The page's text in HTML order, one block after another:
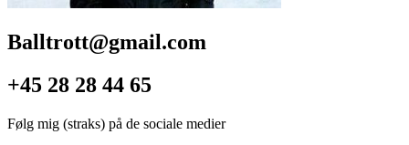
Balltrott@gmail.com
+45 28 28 44 65
Følg mig (straks) på de sociale medier